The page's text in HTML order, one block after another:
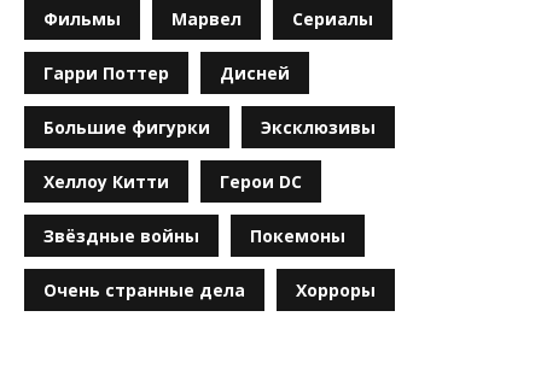
Фильмы Марвел Сериалы
Гарри Поттер Дисней
Большие фигурки Эксклюзивы
Хеллоу Китти Герои DC
Звёздные войны Покемоны
Очень странные дела Хорроры